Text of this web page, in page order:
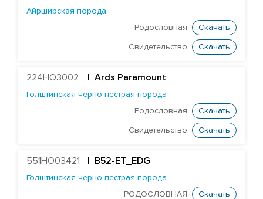
Wiltor Cruise
Inspired Billion
Huijben DG Buick
Айрширская порода
Родословная
Скачать
Свидетельство Скачать
224HO3002 Ards Paramount
Голштинская черно-пестрая порода
Родословная
Скачать
Свидетельство Скачать
551HO03421 | B52-ET_EDG
Голштинская черно-пестрая порода
РОДОСЛОВНАЯ
Скачать